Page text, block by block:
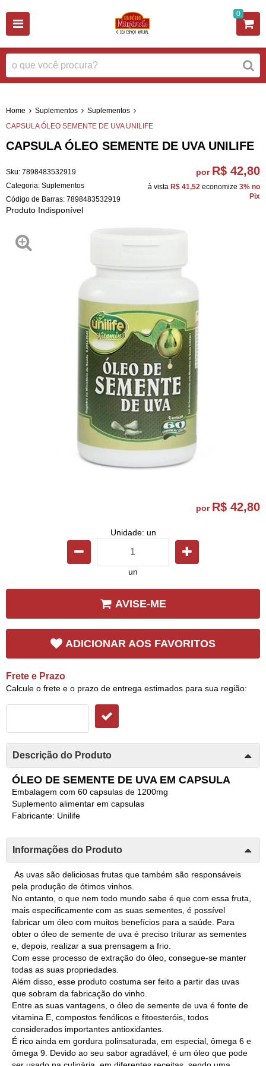
0
Home Suplementos
Suplementos
CAPSULA ÓLEO SEMENTE DE UVA UNILIFE
CAPSULA ÓLEO SEMENTE DE UVA UNILIFE
Sku: 7898483532919
Categoria: Suplementos
Código de Barras: 7898483532919
Produto Indisponível
por R$ 42,80
à vista R$ 41,52 economize 3% no
Pix
por R$ 42,80
Unidade: un
un
AVISE-ME
ADICIONAR AOS FAVORITOS
Frete e Prazo
Calcule o frete e o prazo de entrega estimados para sua região:
Descrição do Produto
ÓLEO DE SEMENTE DE UVA EM CAPSULA
Embalagem com 60 capsulas de 1200mg
Suplemento alimentar em capsulas
Fabricante: Unilife
Informações do Produto
As uvas são deliciosas frutas que também são responsáveis
pela produção de ótimos vinhos.
No entanto, o que nem todo mundo sabe é que com essa fruta,
mais especificamente com as suas sementes, é possível
fabricar um óleo com muitos benefícios para a saúde. Para
obter o óleo de semente de uva é preciso triturar as sementes
e, depois, realizar a sua prensagem a frio.
Com esse processo de extração do óleo, consegue-se manter
todas as suas propriedades.
Além disso, esse produto costuma ser feito a partir das uvas
que sobram da fabricação do vinho.
Entre as suas vantagens, o óleo de semente de uva é fonte de
vitamina E, compostos fenólicos e fitoesteróis, todos
considerados importantes antioxidantes.
É rico ainda em gordura polinsaturada, em especial, ômega 6 e
ômega 9. Devido ao seu sabor agradável, é um óleo que pode